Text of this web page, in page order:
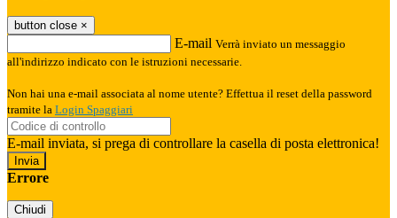
button close ×
E-mail Verrà inviato un messaggio
all'indirizzo indicato con le istruzioni necessarie.
Non hai una e-mail associata al nome utente? Effettua il reset della password
tramite la Login Spaggiari
E-mail inviata, si prega di controllare la casella di posta elettronica!
Errore
Chiudi